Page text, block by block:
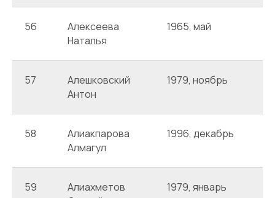
56
Алексеева
Наталья
1965, май
57
Алешковский
Антон
1979, ноябрь
58
Алиакпарова
Алмагул
1996, декабрь
59
Алиахметов
1979, январь